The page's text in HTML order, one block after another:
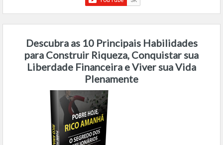
Descubra as 10 Principais Habilidades
para Construir Riqueza, Conquistar sua
Liberdade Financeira e Viver sua Vida
Plenamente